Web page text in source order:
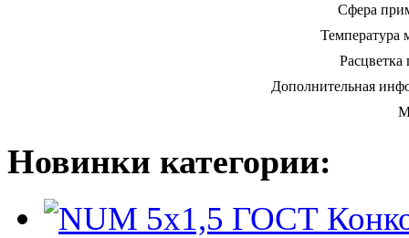
Сфера
Температура
Расцветка
Дополнительная
Новинки категории: